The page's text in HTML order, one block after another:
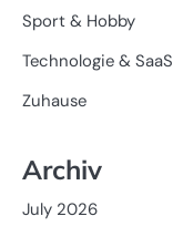
Sport & Hobby
Technologie & SaaS
Zuhause
Archiv
July 2026